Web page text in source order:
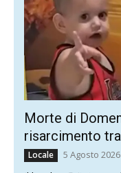
Morte di
risarcimento
Locale 5 Agosto 2026